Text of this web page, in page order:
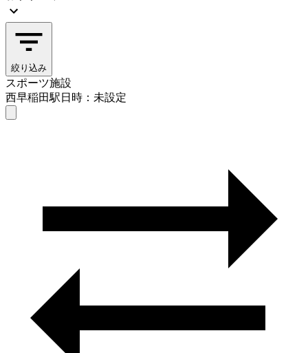
絞り込み
スポーツ施設
西早稲田駅日時：未設定